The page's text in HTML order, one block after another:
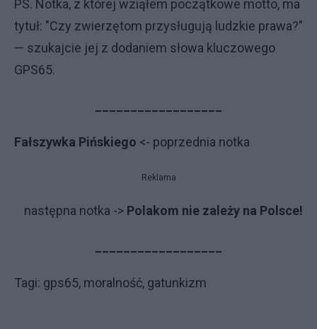
PS. Notka, z której wziąłem początkowe motto, ma
tytuł: "Czy zwierzętom przysługują ludzkie prawa?"
— szukajcie jej z dodaniem słowa kluczowego
GPS65.
Fałszywka Pińskiego <- poprzednia notka
Reklama
na­stęp­na not­ka -> Polakom nie zależy na Polsce!
Tagi: gps65, moralność, gatunkizm